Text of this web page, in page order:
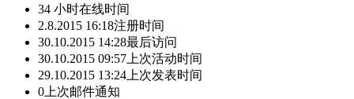
34 小时在线时间
2.8.2015 16:18注册时间
30.10.2015 14:28最后访问
30.10.2015 09:57 上次活动时间
29.10.2015 13:24 上次发表时间
0 上次邮件通知